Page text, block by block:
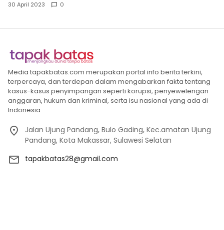
30 April 2023 0
Media tapakbatas.com merupakan portal info berita terkini,
terpercaya, dan terdepan dalam mengabarkan fakta tentang
kasus-kasus penyimpangan seperti korupsi, penyewelengan
anggaran, hukum dan kriminal, serta isu nasional yang ada di
Indonesia
Jalan Ujung Pandang, Bulo Gading, Kec.amatan Ujung
Pandang, Kota Makassar, Sulawesi Selatan
tapakbatas28@gmail.com